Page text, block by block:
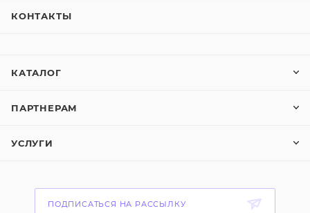
КОНТАКТЫ
КАТАЛОГ
ПАРТНЕРАМ
УСЛУГИ
ПОДПИСАТЬСЯ НА РАССЫЛКУ